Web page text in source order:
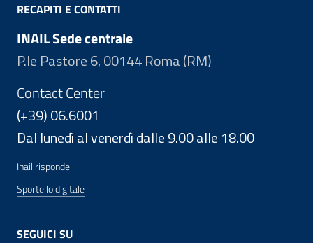
RECAPITI E CONTATTI
INAIL Sede centrale
P.le Pastore 6, 00144 Roma (RM)
Contact Center
(+39) 06.6001
Dal lunedì al venerdì dalle 9.00 alle 18.00
Inail risponde
Sportello digitale
SEGUICI SU